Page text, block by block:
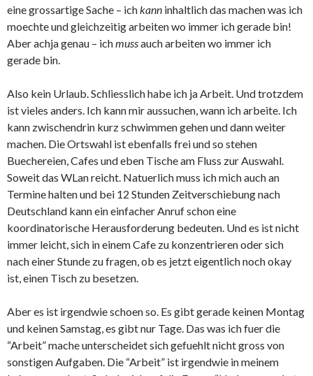
eine grossartige Sache – ichkann inhaltlich das machen was ich
moechte und gleichzeitig arbeiten wo immer ich gerade bin!
Aber achja genau – ichmussauch arbeiten wo immer ich
gerade bin.
Also kein Urlaub. Schliesslich habe ich ja Arbeit. Und trotzdem
ist vieles anders. Ich kann mir aussuchen, wann ich arbeite. Ich
kann zwischendrin kurz schwimmen gehen und dann weiter
machen. Die Ortswahl ist ebenfalls frei und so stehen
Buechereien, Cafes und eben Tische am Fluss zur Auswahl.
Soweit das WLan reicht. Natuerlich muss ich mich auch an
Termine halten und bei 12 Stunden Zeitverschiebung nach
Deutschland kann ein einfacher Anruf schon eine
koordinatorische Herausforderung bedeuten. Und es ist nicht
immer leicht, sich in einem Cafe zu konzentrieren oder sich
nach einer Stunde zu fragen, ob es jetzt eigentlich noch okay
ist, einen Tisch zu besetzen.
Aber es ist irgendwie schoen so. Es gibt gerade keinen Montag
und keinen Samstag, es gibt nur Tage. Das was ich fuer die
“Arbeit” mache unterscheidet sich gefuehlt nicht gross von
sonstigen Aufgaben. Die “Arbeit” ist irgendwie in meinem